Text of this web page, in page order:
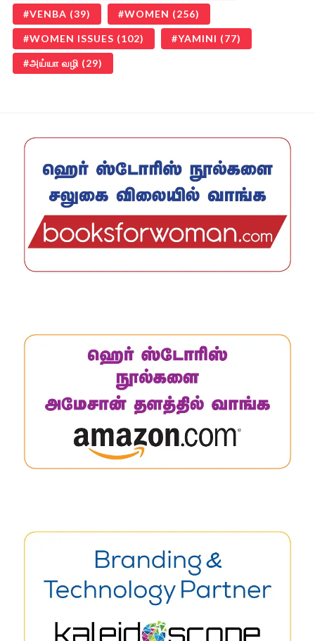
VENBA (39) WOMEN (256)
WOMEN ISSUES (102) YAMINI (77)
அய்யா வழி (29)